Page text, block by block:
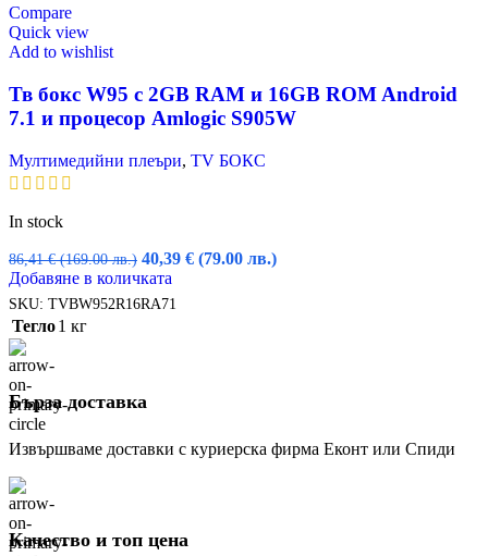
Compare
Quick view
Add to wishlist
Тв бокс W95 с 2GB RAM и 16GВ ROM Android
7.1 и процесор Amlogic S905W
Мултимедийни плеъри, TV БОКС
In stock
86,41€ (169.00 лв.) Original
price
was:
40,39 € (79.00 лв.)Текущата
Добавяне в количката
SKU: TVBW952R16RA71
Тегло1 кг
Бърза доставка
Извършваме доставки с куриерска фирма Еконт или Спиди
Качество и топ цена